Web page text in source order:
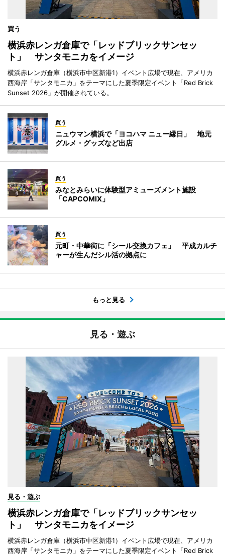
買う
横浜赤レンガ倉庫で「レッドブリックサンセッ
ト」 サンタモニカをイメージ
横浜赤レンガ倉庫（横浜市中区新港1）イベント広場で現在、アメリカ
西海岸「サンタモニカ」をテーマにした夏季限定イベント「Red Brick
Sunset 2026」が開催されている。
買う
ニュウマン横浜で「ヨコハマ ニュー縁日」 地元
グルメ・グッズなど出店
買う
みなとみらいに体験型アミューズメント施設
「CAPCOMIX」
買う
元町・中華街に「シール交換カフェ」 平成カルチ
ャーが生んだシル活の拠点に
もっと見る
見る・遊ぶ
見る・遊ぶ
横浜赤レンガ倉庫で「レッドブリックサンセッ
ト」 サンタモニカをイメージ
横浜赤レンガ倉庫（横浜市中区新港1）イベント広場で現在、アメリカ
西海岸「サンタモニカ」をテーマにした夏季限定イベント「Red Brick